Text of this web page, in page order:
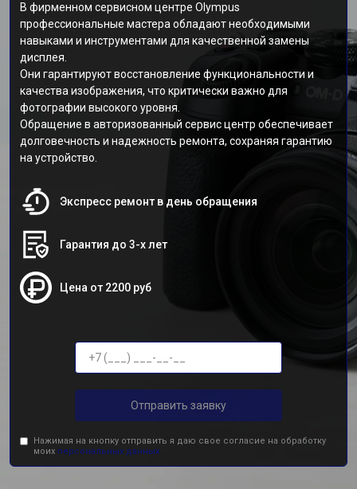
В фирменном сервисном центре Olympus
профессиональные мастера обладают необходимыми
навыками и инструментами для качественной замены
дисплея.
Они гарантируют восстановление функциональности и
качества изображения, что критически важно для
фотографии высокого уровня.
Обращение в авторизованный сервис центр обеспечивает
долговечность и надежность ремонта, сохраняя гарантию
на устройство.
Экспресс ремонт в день обращения
Гарантия до 3-х лет
Цена от 2200 руб
Отправить заявку
Нажимая на кнопку отправить я даю свое согласие на обработку
моих персональных данных.